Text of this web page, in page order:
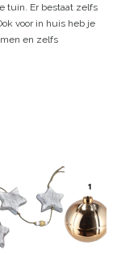
tuin. Er bestaat zelfs
voor in huis heb je
en zelfs